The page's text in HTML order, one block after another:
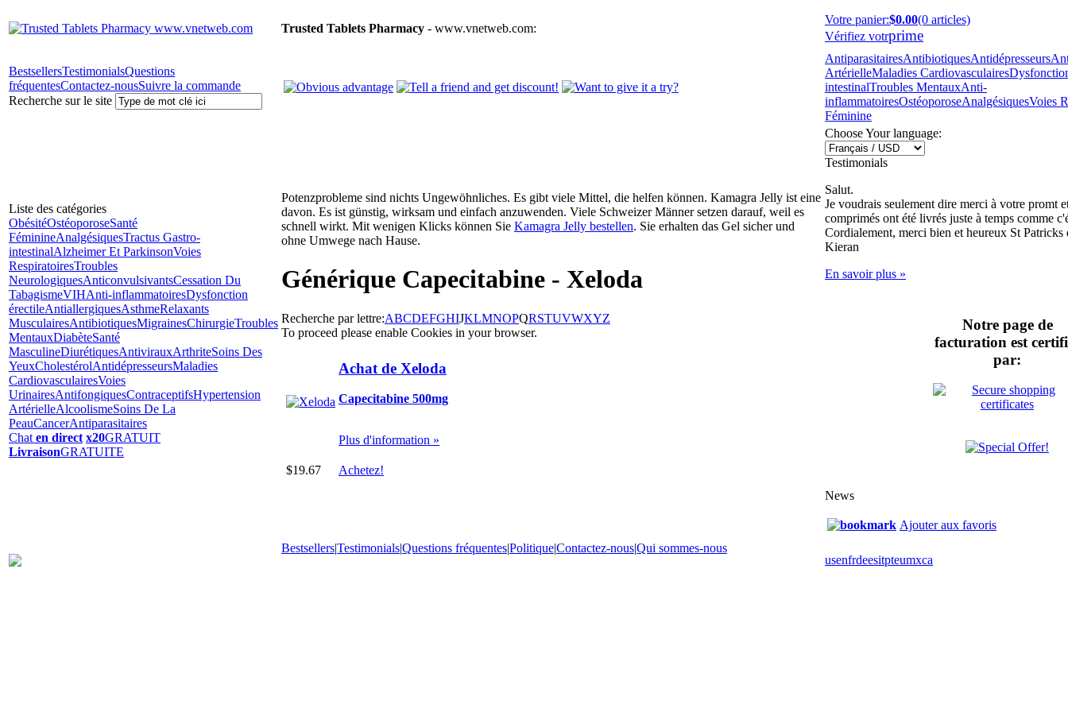
Trusted Tablets Pharmacy - www.vnetweb.com:
Votre panier:$0.00(0 articles)
Vérifiez votrprime
BestsellersTestimonialsQuestions
fréquentesContactez-nousSuivre la commande
Recherche sur le site
AntiparasitairesAntibiotiquesAntidépresseurs
ArtérielleMaladies Cardiovasculaires
intestinalTroubles MentauxAnti-
inflammatoiresOstéoporoseAnalgésiquesVoies
Féminine
Liste des catégories
ObésitéOstéoporoseSanté
FéminineAnalgésiquesTractus Gastro-
intestinalAlzheimer Et ParkinsonVoies
RespiratoiresTroubles
NeurologiquesAnticonvulsivantsCessation Du
TabagismeVIHAnti-inflammatoiresDysfonction
érectileAntiallergiquesAsthmeRelaxants
MusculairesAntibiotiquesMigrainesChirurgieTroubles
MentauxDiabèteSanté
MasculineDiurétiquesAntivirauxArthriteSoins Des
YeuxCholestérolAntidépresseursMaladies
CardiovasculairesVoies
UrinairesAntifongiquesContraceptifsHypertension
ArtérielleAlcoolismeSoins De La
PeauCancerAntiparasitaires
Chat en direct x20GRATUIT
LivraisonGRATUITE
Potenzprobleme sind nichts Ungewöhnliches. Es gibt viele Mittel, die helfen können. Kamagra Jelly ist eine
davon. Es ist günstig, wirksam und einfach anzuwenden. Viele Schweizer Männer setzen darauf, weil es
schnell wirkt. Mit wenigen Klicks können Sie Kamagra Jelly bestellen. Sie erhalten das Gel sicher und
ohne Umwege nach Hause.
Générique Capecitabine - Xeloda
Recherche par lettre:ABCDEFGHIJKLMNOPQRSTUVWXYZ
To proceed please enable Cookies in your browser.
Achat de Xeloda
Capecitabine 500mg
Plus d'information »
$19.67 Achetez!
Choose Your language:
Testimonials
Salut.
Je voudrais seulement dire merci à votre promt
comprimés ont été livrés juste à temps comme
Cordialement, merci bien et heureux St Patricks
Kieran
En savoir plus »
Notre page de
facturation est
par:
News
Ajouter aux favoris
Bestsellers|Testimonials|Questions fréquentes|Politique|Contactez-nous|Qui sommes-nous
usenfrdeesitpteumxca